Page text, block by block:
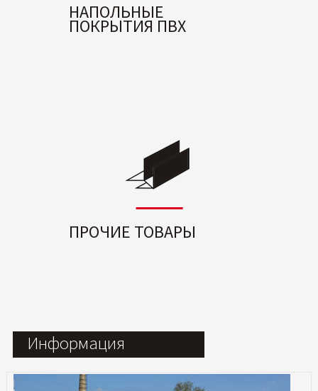
НАПОЛЬНЫЕ
ПОКРЫТИЯ ПВХ
ПРОЧИЕ ТОВАРЫ
Информация